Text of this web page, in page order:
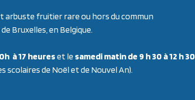
arbuste fruitier rare ou hors du commun
Bruxelles, en Belgique.
à 17 heureset lesamedi matin de 9 h 30 à 12 h 30
scolaires de Noël et de Nouvel An).